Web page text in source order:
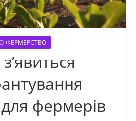
ФЕРМЕРСТВО
для фермерів